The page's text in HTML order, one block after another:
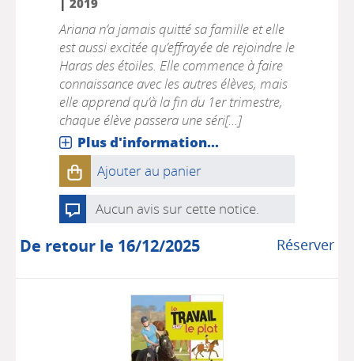
2019
Ariana n’a jamais quitté sa famille et elle
est aussi excitée qu’effrayée de rejoindre le
Haras des étoiles. Elle commence à faire
connaissance avec les autres élèves, mais
elle apprend qu’à la fin du 1er trimestre,
chaque élève passera une séri[...]
Plus d'information...
Ajouter au panier
Aucun avis sur cette notice.
Réserver
De retour le 16/12/2025